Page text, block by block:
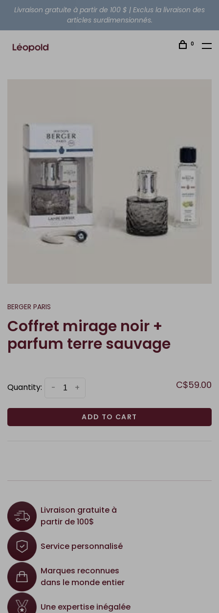
Livraison gratuite à partir de 100 $ | Exclus la livraison des
articles surdimensionnés.
0
BERGER PARIS
Coffret mirage noir +
parfum terre sauvage
Quantity: +
- C$59.00
ADD TO CART
Livraison gratuite à
partir de 100$
Service personnalisé
Marques reconnues
dans le monde entier
Une expertise inégalée